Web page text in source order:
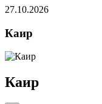
27.10.2026
Каир
Каир